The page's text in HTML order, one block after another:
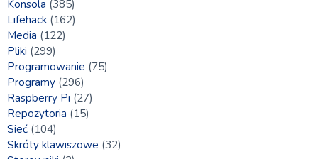
Konsola (385)
Lifehack (162)
Media (122)
Pliki (299)
Programowanie (75)
Programy (296)
Raspberry Pi (27)
Repozytoria (15)
Sieć (104)
Skróty klawiszowe (32)